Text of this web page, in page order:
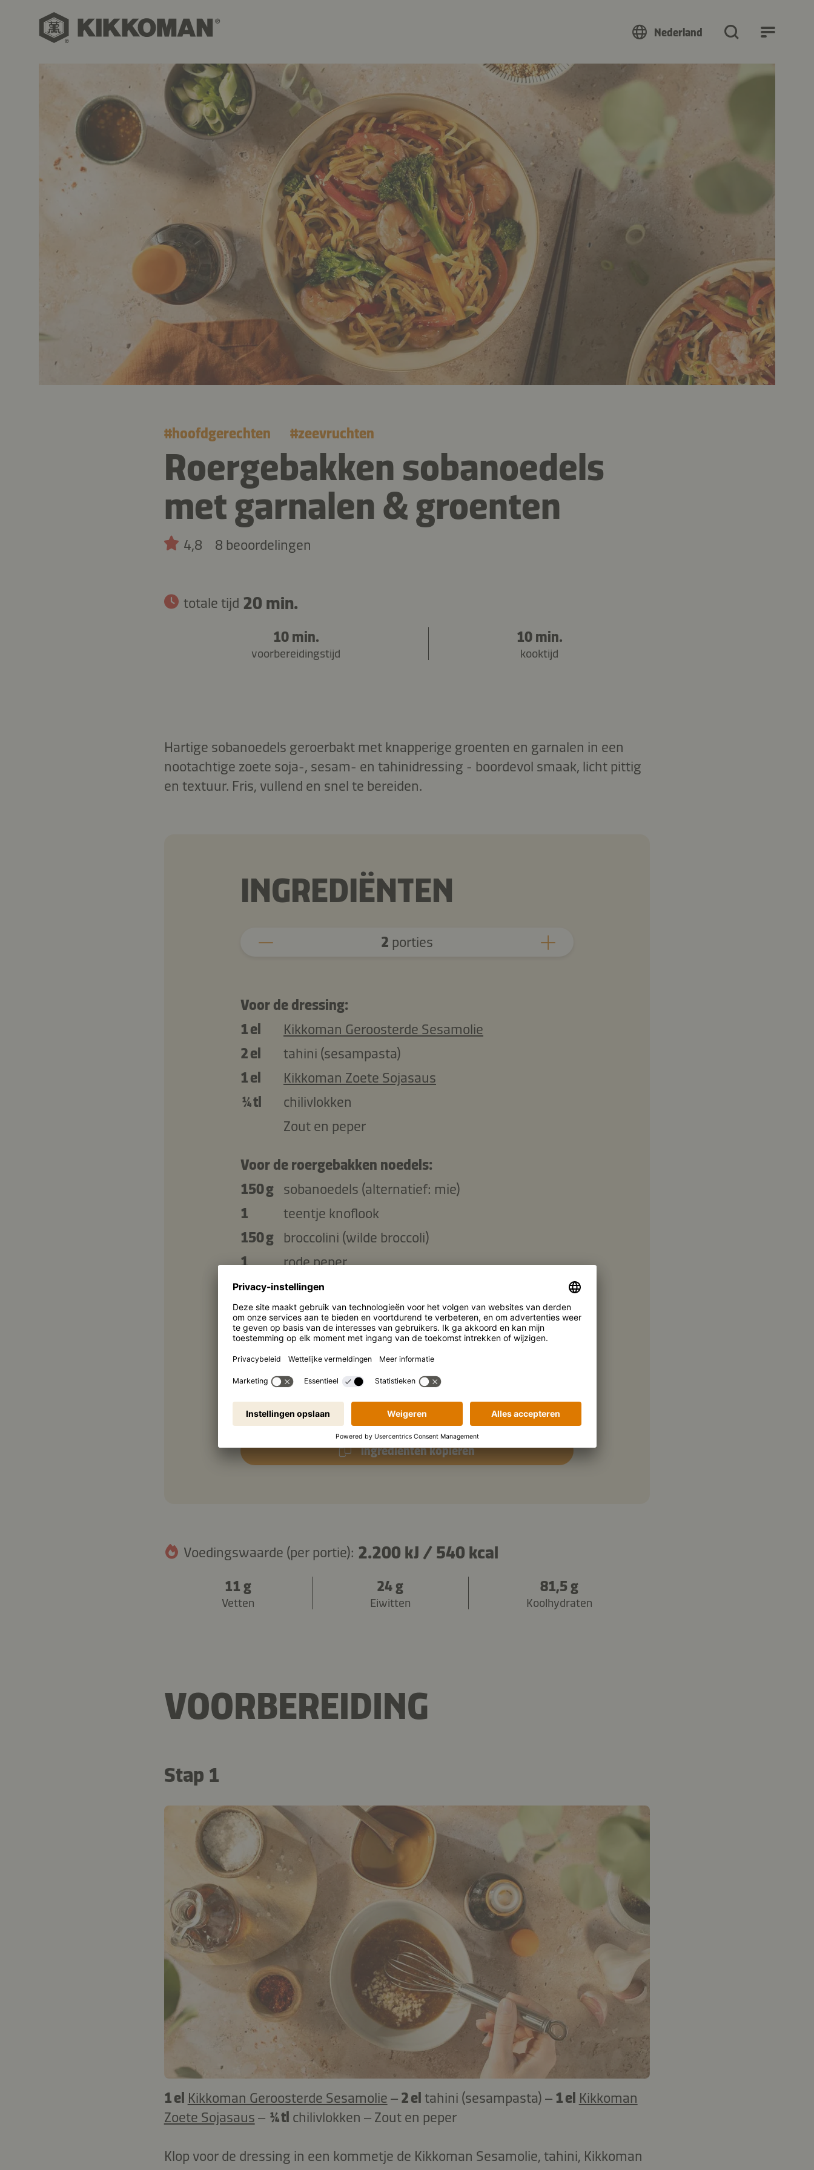
Nederland
#hoofdgerechten #zeevruchten
Roergebakken sobanoedels
met garnalen & groenten
4,8 8 beoordelingen
totale tijd 20 min.
10 min.
voorbereidingstijd
10 min.
kooktijd
Hartige sobanoedels geroerbakt met knapperige groenten en garnalen in een
nootachtige zoete soja-, sesam- en tahinidressing - boordevol smaak, licht pittig
en textuur. Fris, vullend en snel te bereiden.
INGREDIËNTEN
2 porties
Voor de dressing:
1 el
Kikkoman Geroosterde Sesamolie
2 el
tahini (sesampasta)
1 el
Kikkoman Zoete Sojasaus
¼ tl
chilivlokken
Zout en peper
Voor de roergebakken noedels:
150 g sobanoedels (alternatief: mie)
1
teentje knoflook
150 g
broccolini (wilde broccoli)
1
rode peper
1
middelgrote wortel
2 el
Kikkoman Geroosterde Sesamolie
200 g garnalen, gepeld en schoongemaakt
2
lente-uitjes
2 el
sesamzaad
ingrediënten kopiëren
Voedingswaarde (per portie): 2.200 kJ / 540 kcal
11 g
Vetten
24 g
Eiwitten
81,5 g
Koolhydraten
VOORBEREIDING
Stap 1
1 el Kikkoman Geroosterde Sesamolie – 2 el tahini (sesampasta) – 1 el Kikkoman
Zoete Sojasaus – ¼ tl chilivlokken – Zout en peper
Klop voor de dressing in een kommetje de Kikkoman Sesamolie, tahini, Kikkoman